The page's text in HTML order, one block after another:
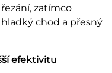
zatímco
chod a přesný
efektivitu